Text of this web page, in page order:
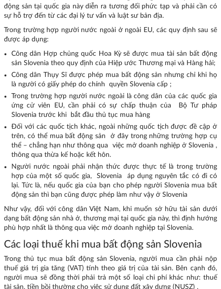
động sản tại quốc gia này diễn ra tương đối phức tạp và phải cần có
sự hỗ trợ đến từ các đại lý tư vấn và luật sư bản địa.
Trong trường hợp người nước ngoài ở ngoài EU, các quy định sau sẽ
được áp dụng:
Công dân Hợp chủng quốc Hoa Kỳ sẽ được mua tài sản bất động
sản Slovenia theo quy định của Hiệp ước Thương mại và Hàng hải;
Công dân Thụy Sĩ được phép mua bất động sản nhưng chỉ khi họ
là người có giấy phép do chính quyền Slovenia cấp ;
Trong trường hợp người nước ngoài là công dân của các quốc gia
ứng cử viên EU, cần phải có sự chấp thuận của Bộ Tư pháp
Slovenia trước khi bắt đầu thủ tục mua hàng
Đối với các quốc tịch khác, ngoài những quốc tịch được đề cập ở
trên, có thể mua bất động sản ở đây trong những trường hợp cụ
thể – chẳng hạn như thông qua việc mở doanh nghiệp ở Slovenia ,
thông qua thừa kế hoặc kết hôn.
Người nước ngoài phải nhận thức được thực tế là trong trường
hợp của một số quốc gia, Slovenia áp dụng nguyên tắc có đi có
lại. Tức là, nếu quốc gia của bạn cho phép người Slovenia mua bất
động sản thì bạn cũng được phép làm như vậy ở Slovenia
Như vậy, đối với công dân Việt Nam, khi muốn sở hữu tài sản dưới
dạng bất động sản nhà ở, thương mại tại quốc gia này, thì định hướng
phù hợp nhất là thông qua việc mở doanh nghiệp tại Slovenia.
Các loại thuế khi mua bất động sản Slovenia
Trong thủ tục mua bất động sản Slovenia, người mua cần phải nộp
thuế giá trị gia tăng (VAT) tính theo giá trị của tài sản. Bên cạnh đó,
người mua sẽ đồng thời phải trả một số loại chi phí khác như: thuế
tài sản, tiền bồi thường cho việc sử dụng đất xây dựng (NUSZ) .